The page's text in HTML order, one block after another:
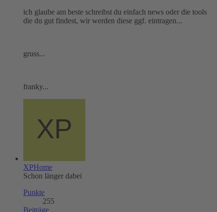
ich glaube am beste schreibst du einfach news oder die tools
die du gut findest, wir werden diese ggf. eintragen...
gruss...
franky...
XPHome
Schon länger dabei
Punkte
255
Beiträge